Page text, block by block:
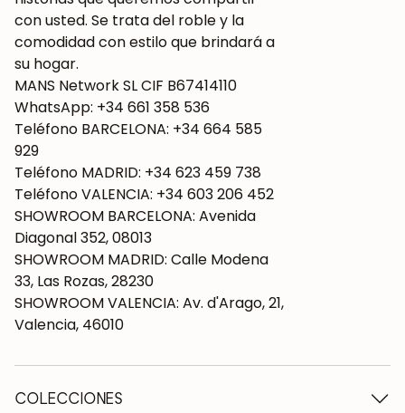
con usted. Se trata del roble y la
comodidad con estilo que brindará a
su hogar.
MANS Network SL CIF B67414110
WhatsApp: +34 661 358 536
Teléfono BARCELONA: +34 664 585
929
Teléfono MADRID: +34 623 459 738
Teléfono VALENCIA: +34 603 206 452
SHOWROOM BARCELONA: Avenida
Diagonal 352, 08013
SHOWROOM MADRID: Calle Modena
33, Las Rozas, 28230
SHOWROOM VALENCIA: Av. d'Arago, 21,
Valencia, 46010
COLECCIONES